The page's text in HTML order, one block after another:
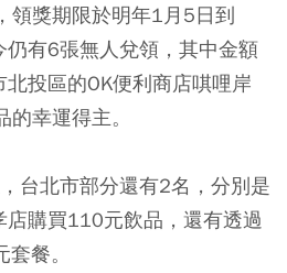
領獎期限於明年1月5日到
有6張無人兌領，其中金額
投區的OK便利商店唭哩岸
幸運得主。
台北市部分還有2名，分別是
購買110元飲品，還有透過
餐。